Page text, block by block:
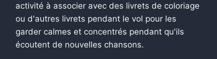
activité à associer avec des livrets de coloriage
ou d'autres livrets pendant le vol pour les
garder calmes et concentrés pendant qu'ils
écoutent de nouvelles chansons.